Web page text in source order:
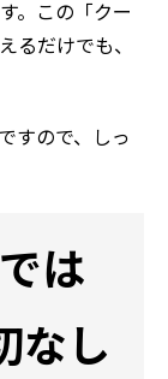
。この「クー
るだけでも、
すので、しっ
は
なし